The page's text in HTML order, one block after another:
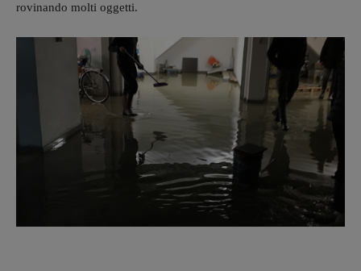
rovinando molti oggetti.